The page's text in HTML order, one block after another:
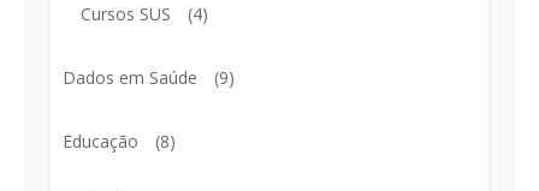
Cursos SUS (4)
Dados em Saúde (9)
Educação (8)